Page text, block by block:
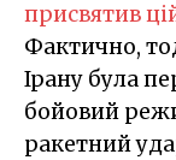
присвятив
Фактично,
Ірану була
бойовий
ракетний